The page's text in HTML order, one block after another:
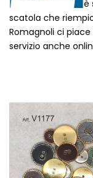
è
scatola che
Romagnoli ci
servizio anche